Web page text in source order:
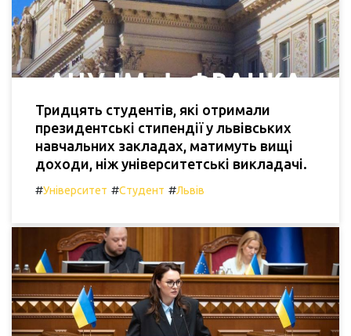
Тридцять студентів, які отримали
президентські стипендії у львівських
навчальних закладах, матимуть вищі
доходи, ніж університетські викладачі.
#Університет #Студент #Львів